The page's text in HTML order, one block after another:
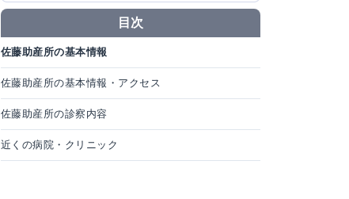
目次
佐藤助産所の基本情報
佐藤助産所の基本情報・アクセス
佐藤助産所の診察内容
近くの病院・クリニック